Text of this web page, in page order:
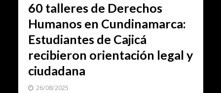
60 talleres de Derechos
Humanos en Cundinamarca:
Estudiantes de Cajicá
recibieron orientación legal y
ciudadana
26/08/2025